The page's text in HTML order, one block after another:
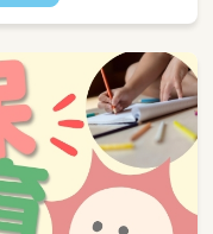
タッフの配置など、
ます。